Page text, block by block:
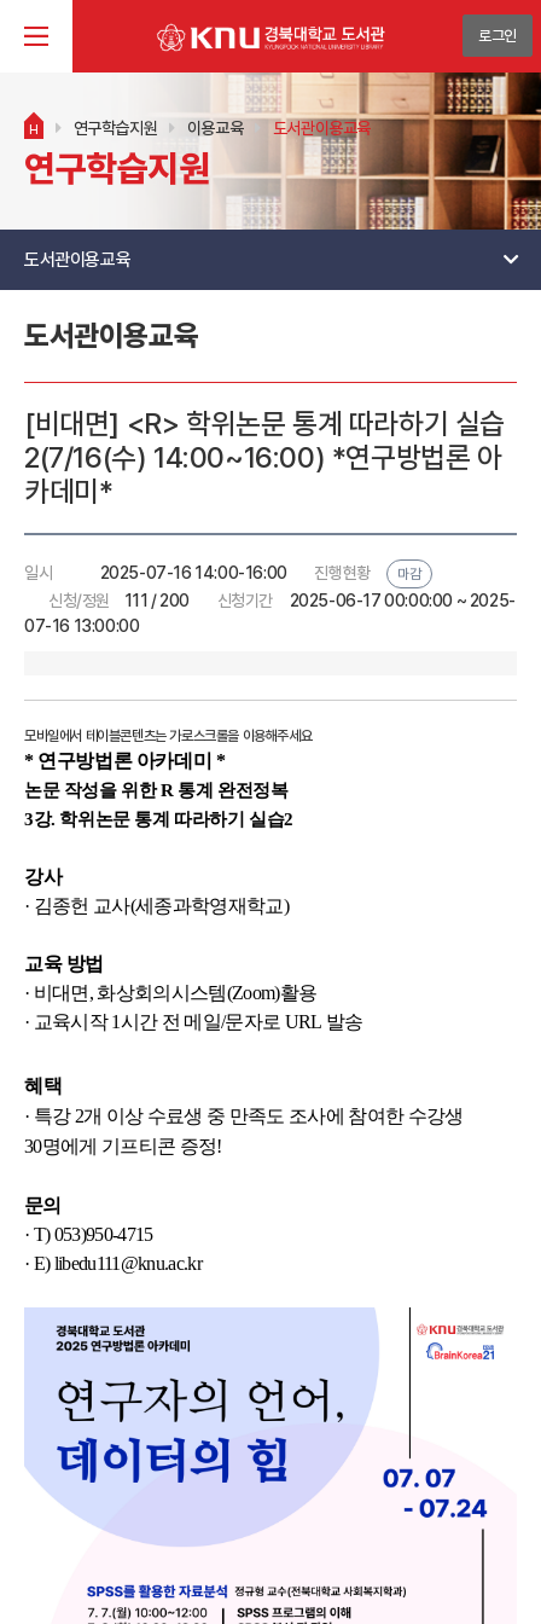
로그인
H 연구학습지원 이용교육 도서관이용교육
연구학습지원
도서관이용교육
도서관이용교육
[비대면] <R> 학위논문 통계 따라하기 실습
2(7/16(수) 14:00~16:00) *연구방법론 아
카데미*
일시 2025-07-16 14:00-16:00 진행현황 마감
신청/정원 111 / 200 신청기간
2025-06-17 00:00:00 ~ 2025-
07-16 13:00:00
* 연구방법론 아카데미 *
논문 작성을 위한 R 통계 완전정복
3강. 학위논문 통계 따라하기 실습2
강사
· 김종헌 교사(세종과학영재학교)
교육 방법
· 비대면, 화상회의시스템(Zoom)활용
· 교육시작1시간 전 메일/문자로 URL 발송
혜택
· 특강 2개 이상 수료생 중 만족도 조사에 참여한 수강생
30명에게 기프티콘 증정!
문의
· T) 053)950-4715
· E) libedu111@knu.ac.kr